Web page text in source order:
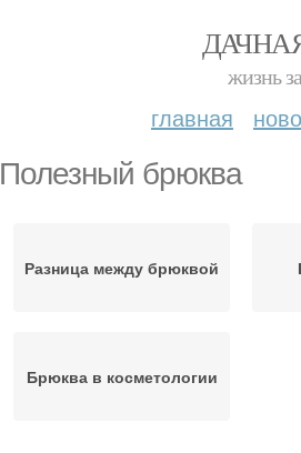
жизнь
главная
Полезный брюква
Разница между брюквой
Брюква в косметологии